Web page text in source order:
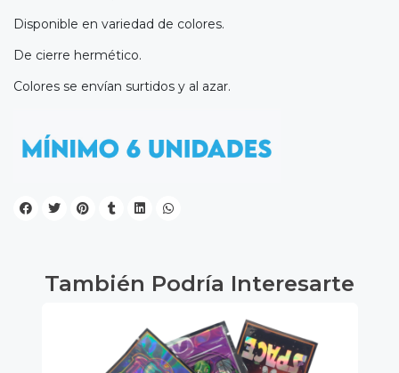
Disponible en variedad de colores.
De cierre hermético.
Colores se envían surtidos y al azar.
También Podría Interesarte